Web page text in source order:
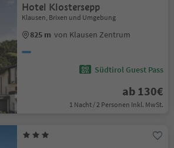
Hotel Klostersepp
Klausen, Brixen und Umgebung
825 m von Klausen Zentrum
Südtirol Guest Pass
ab 130€
1 Nacht / 2 Personen Inkl. MwSt.